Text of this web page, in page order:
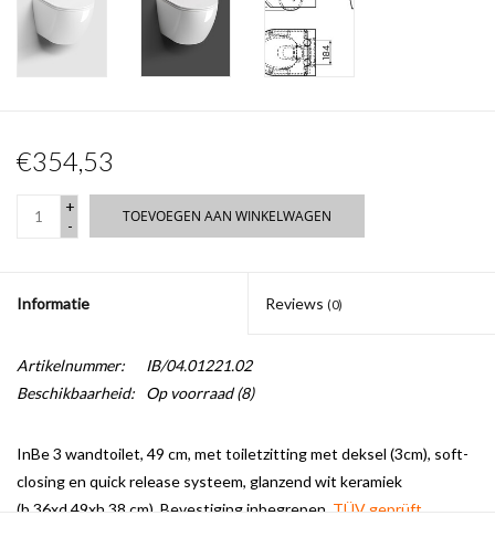
€354,53
+
-
TOEVOEGEN AAN WINKELWAGEN
Informatie Reviews (0)
Artikelnummer:
IB/04.01221.02
Beschikbaarheid:
Op voorraad(8)
InBe 3 wandtoilet, 49 cm, met toiletzitting met deksel (3cm), soft-
closing en quick release systeem, glanzend wit keramiek
(b.36xd.49xh.38 cm). Bevestiging inbegrepen. TÜV geprüft.